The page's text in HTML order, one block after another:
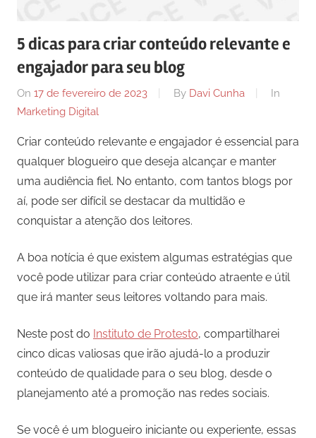
com
os
púbicos.
5 dicas para criar conteúdo relevante e
engajador para seu blog
On 17 de fevereiro de 2023 By Davi Cunha
In
Marketing Digital
Criar conteúdo relevante e engajador é essencial para
qualquer blogueiro que deseja alcançar e manter
uma audiência fiel. No entanto, com tantos blogs por
aí, pode ser difícil se destacar da multidão e
conquistar a atenção dos leitores.
A boa notícia é que existem algumas estratégias que
você pode utilizar para criar conteúdo atraente e útil
que irá manter seus leitores voltando para mais.
Neste post do Instituto de Protesto, compartilharei
cinco dicas valiosas que irão ajudá-lo a produzir
conteúdo de qualidade para o seu blog, desde o
planejamento até a promoção nas redes sociais.
Se você é um blogueiro iniciante ou experiente, essas